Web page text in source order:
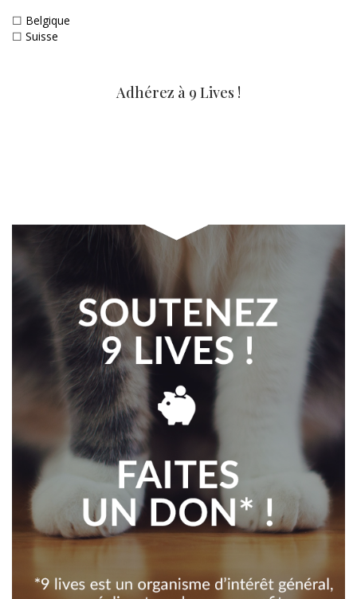
☐ Belgique
☐ Suisse
Adhérez à 9 Lives !